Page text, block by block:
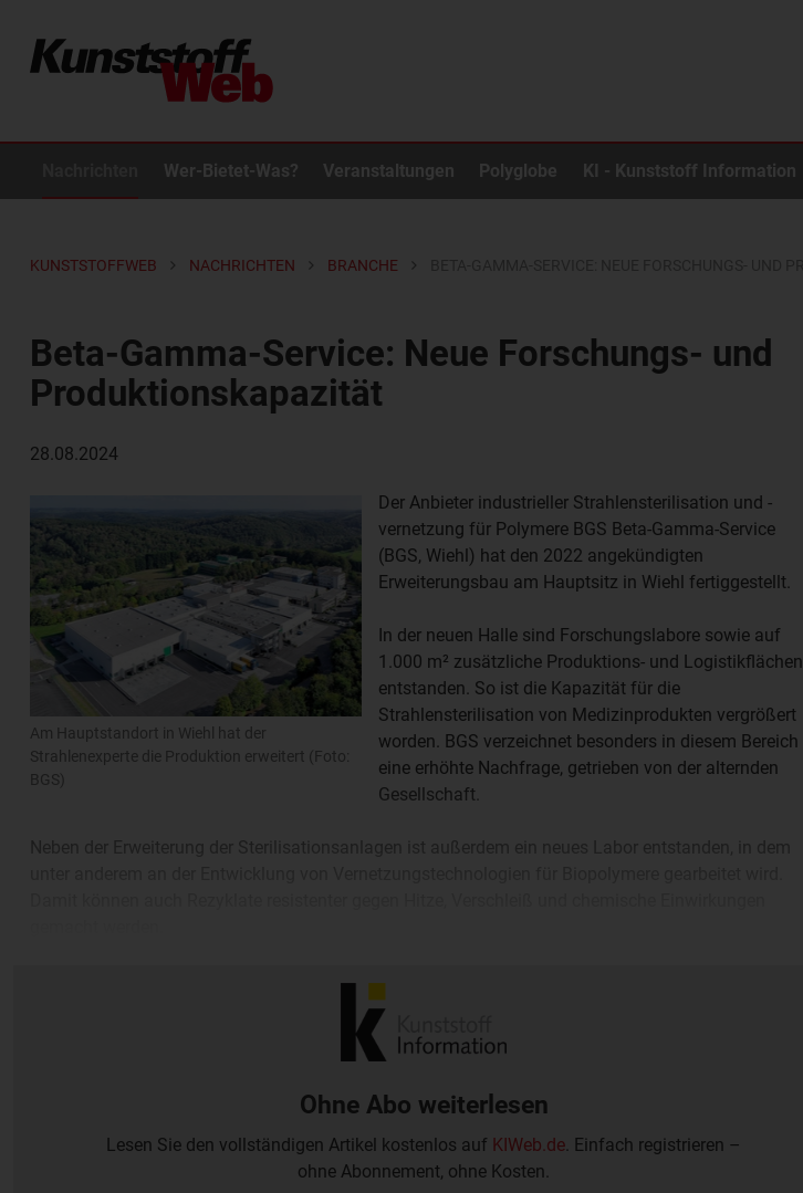
Wer-Bietet-Was? Veranstaltungen Polyglobe KI - Kunststoff Information
KUNSTSTOFFWEB NACHRICHTEN BRANCHE
Beta-Gamma-Service: Neue Forschungs- und
Produktionskapazität
28.08.2024
Am Hauptstandort in Wiehl hat der
Strahlenexperte die Produktion erweitert (Foto:
BGS)
Der Anbieter industrieller Strahlensterilisation und -
vernetzung für Polymere BGS Beta-Gamma-Service
(BGS, Wiehl) hat den 2022 angekündigten
Erweiterungsbau am Hauptsitz in Wiehl fertiggestellt.
In der neuen Halle sind Forschungslabore sowie auf
1.000 m² zusätzliche Produktions- und Logistikflächen
entstanden. So ist die Kapazität für die
Strahlensterilisation von Medizinprodukten vergrößert
worden. BGS verzeichnet besonders in diesem Bereich
eine erhöhte Nachfrage, getrieben von der alternden
Gesellschaft.
Neben der Erweiterung der Sterilisationsanlagen ist außerdem ein neues Labor entstanden, in dem
Ohne Abo weiterlesen
Lesen Sie den vollständigen Artikel kostenlos auf KIWeb.de. Einfach registrieren –
ohne Abonnement, ohne Kosten.